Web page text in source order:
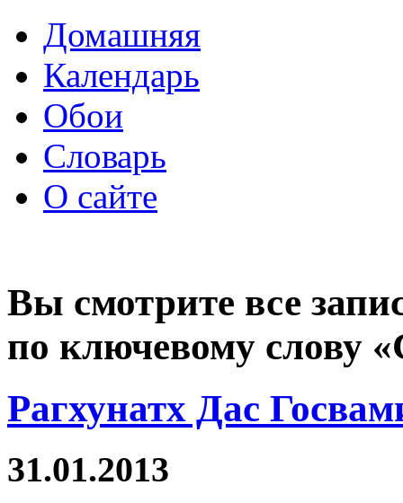
Домашняя
Календарь
Обои
Словарь
О сайте
Вы смотрите все
по ключевому слову
Рагхунатх Дас
31.01.2013